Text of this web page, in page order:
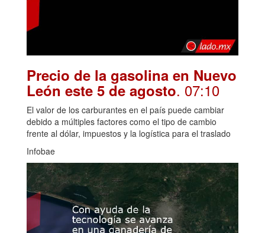
Precio de la gasolina en Nuevo
León este 5 de agosto. 07:10
El valor de los carburantes en el país puede cambiar
debido a múltiples factores como el tipo de cambio
frente al dólar, impuestos y la logística para el traslado
Infobae